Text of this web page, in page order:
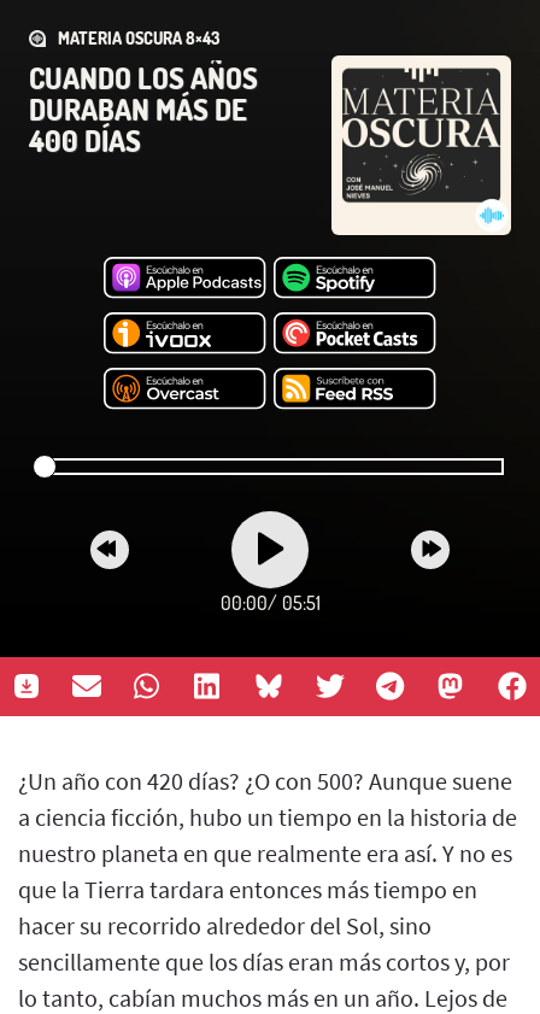
MATERIA OSCURA 8×43
CUANDO LOS AÑOS
DURABAN MÁS DE
400 DÍAS
00:00/ 05:51
¿Un año con 420 días? ¿O con 500? Aunque suene
a ciencia ficción, hubo un tiempo en la historia de
nuestro planeta en que realmente era así. Y no es
que la Tierra tardara entonces más tiempo en
hacer su recorrido alrededor del Sol, sino
sencillamente que los días eran más cortos y, por
lo tanto, cabían muchos más en un año. Lejos de